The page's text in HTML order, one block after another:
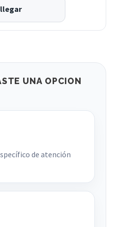
UNA OPCION
de atención